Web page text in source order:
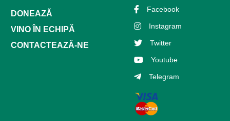
DONEAZĂ
VINO ÎN ECHIPĂ
CONTACTEAZĂ-NE
Facebook
Instagram
Twitter
Youtube
Telegram